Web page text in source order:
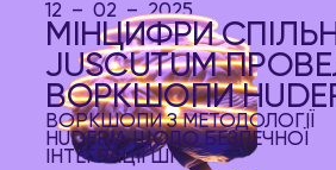
12 – 02 – 2025
МІНЦИФРИ
JUSCUTUM
ВОРКШОПИ
ВОРКШОПИ З МЕТОДОЛОГІЇ
HUDERIA ЩОДО БЕЗПЕЧНОЇ
ІНТЕГРАЦІЇ ШІ